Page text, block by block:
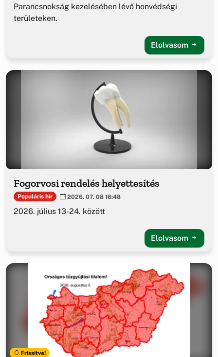
Parancsnokság kezelésében lévő honvédségi
területeken.
Elolvasom
Fogorvosi rendelés helyettesítés
Populáris hír 2026. 07. 08 16:48
2026. július 13-24. között
Elolvasom
Frissítve!